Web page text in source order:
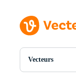
Vecteurs
Toutes